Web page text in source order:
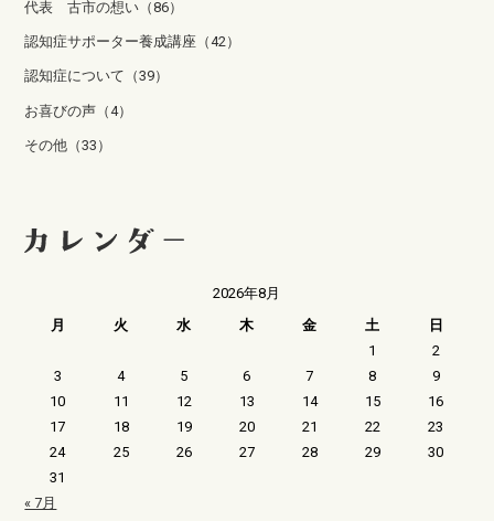
代表 古市の想い（86）
認知症サポーター養成講座（42）
認知症について（39）
お喜びの声（4）
その他（33）
2026年8月
月
火 水 木 金 土
日
1
2
3
4 5 6 7 8
9
10
11 12 13 14 15
16
17
18 19 20 21 22
23
24
25 26 27 28 29
30
31
« 7月